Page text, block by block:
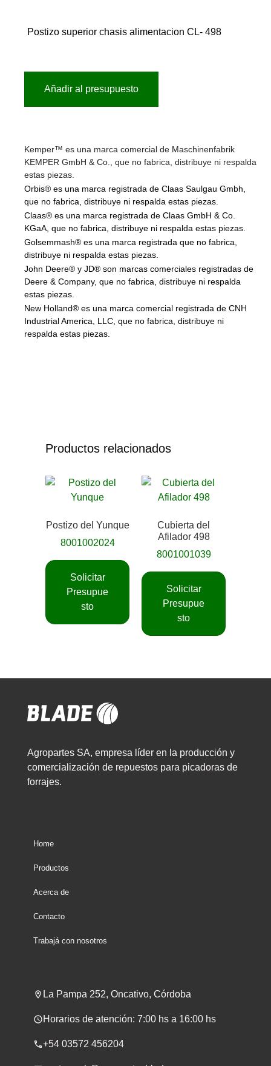
Postizo superior chasis alimentacion CL- 498
Añadir al presupuesto
Kemper™ es una marca comercial de Maschinenfabrik
KEMPER GmbH & Co., que no fabrica, distribuye ni respalda
estas piezas.
Orbis® es una marca registrada de Claas Saulgau Gmbh,
que no fabrica, distribuye ni respalda estas piezas.
Claas® es una marca registrada de Claas GmbH & Co.
KGaA, que no fabrica, distribuye ni respalda estas piezas.
Golsemmash® es una marca registrada que no fabrica,
distribuye ni respalda estas piezas.
John Deere® y JD® son marcas comerciales registradas de
Deere & Company, que no fabrica, distribuye ni respalda
estas piezas.
New Holland® es una marca comercial registrada de CNH
Industrial America, LLC, que no fabrica, distribuye ni
respalda estas piezas.
Productos relacionados
Postizo del Yunque
8001002024
Solicitar
Presupue
sto
Cubierta del
Afilador 498
8001001039
Solicitar
Presupue
sto
Agropartes SA, empresa líder en la producción y
comercialización de repuestos para picadoras de
forrajes.
Home
Productos
Acerca de
Contacto
Trabajá con nosotros
La Pampa 252, Oncativo, Córdoba
Horarios de atención: 7:00 hs a 16:00 hs
+54 03572 456204